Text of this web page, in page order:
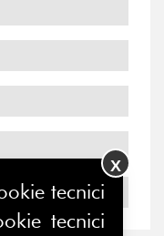
tecnici
tecnici
X